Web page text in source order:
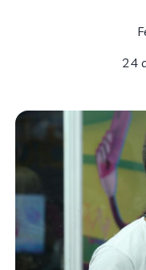
24